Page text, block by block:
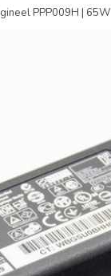
PPP009H | 65W